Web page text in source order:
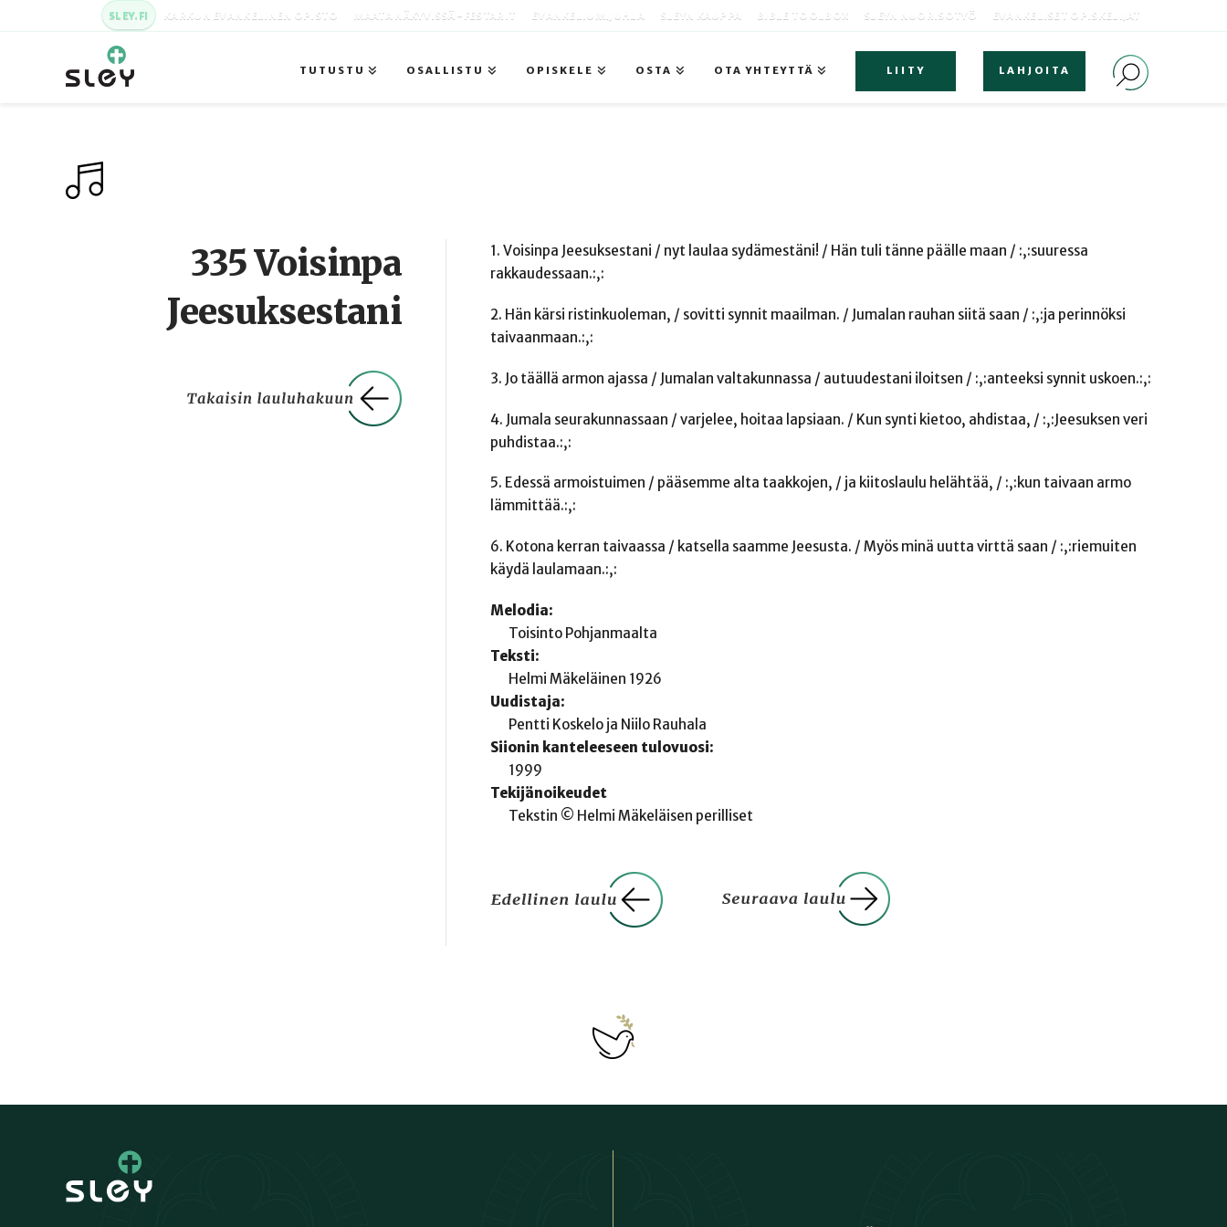
SLEY.FI KARKUN EVANKELINEN OPISTO MAATA NÄKYVISSÄ -FESTARIT EVANKELIUMIJUHLA SLEYN KAUPPA BIBLE TOOLBOX SLEYN NUORISOTYÖ EVANKELISET OPISKELIJAT
TUTUSTU OSALLISTU OPISKELE OSTA OTA YHTEYTTÄ LIITY LAHJOITA
335 Voisinpa
Jeesuksestani
1. Voisinpa Jeesuksestani / nyt laulaa sydämestäni! / Hän tuli tänne päälle maan / :,:suuressa
rakkaudessaan.:,:
2. Hän kärsi ristinkuoleman, / sovitti synnit maailman. / Jumalan rauhan siitä saan / :,:ja perinnöksi
taivaanmaan.:,:
3. Jo täällä armon ajassa / Jumalan valtakunnassa / autuudestani iloitsen / :,:anteeksi synnit uskoen.:,:
4. Jumala seurakunnassaan / varjelee, hoitaa lapsiaan. / Kun synti kietoo, ahdistaa, / :,:Jeesuksen veri
puhdistaa.:,:
5. Edessä armoistuimen / pääsemme alta taakkojen, / ja kiitoslaulu helähtää, / :,:kun taivaan armo
lämmittää.:,:
6. Kotona kerran taivaassa / katsella saamme Jeesusta. / Myös minä uutta virttä saan / :,:riemuiten
käydä laulamaan.:,:
Melodia:
Toisinto Pohjanmaalta
Teksti:
Helmi Mäkeläinen 1926
Uudistaja:
Pentti Koskelo ja Niilo Rauhala
Siionin kanteleeseen tulovuosi:
1999
Tekijänoikeudet
Tekstin © Helmi Mäkeläisen perilliset